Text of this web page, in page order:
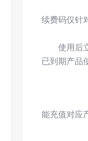
能充值对应
续费码仅针
使用后
已到期产品